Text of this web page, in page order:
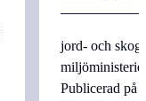
jord- och
Publicerad på